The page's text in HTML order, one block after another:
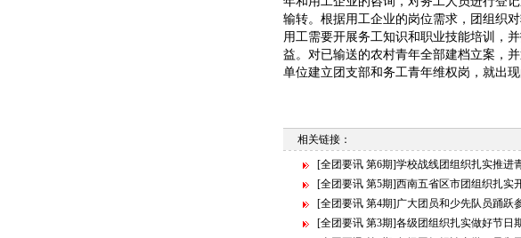
输转。根据用工企业的岗位需求，团组织
用工需要开展务工知识和职业技能培训，
益。对已输送的农村青年全部建档立案，
单位建立团支部和务工青年维权岗，就出
相关链接：
[全团要讯 第6期]学校战线团组织扎实推进
[全团要讯 第5期]西南五省区市团组织扎实
[全团要讯 第4期]广大团员和少先队员踊跃
[全团要讯 第3期]各级团组织扎实做好节日